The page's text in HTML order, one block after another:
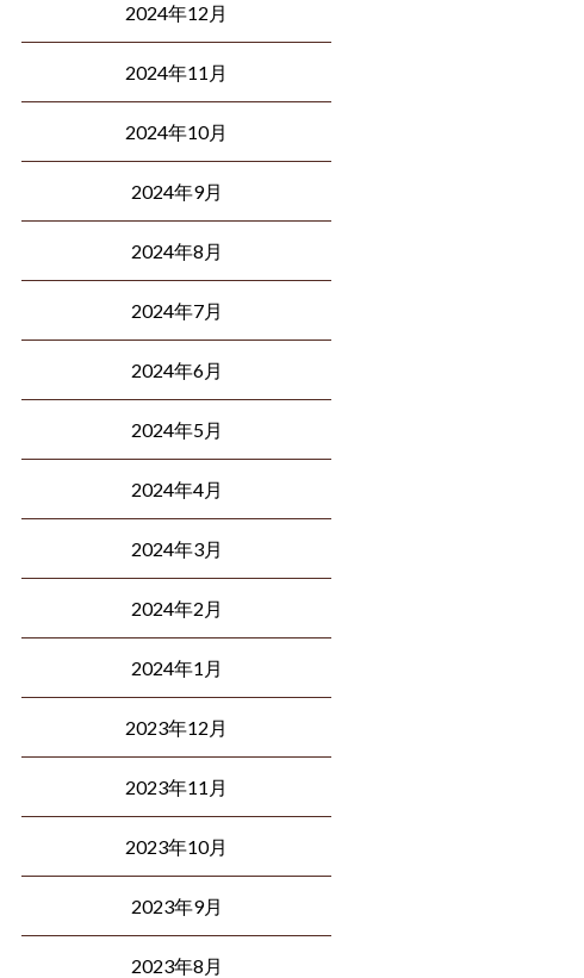
2024年12月
2024年11月
2024年10月
2024年9月
2024年8月
2024年7月
2024年6月
2024年5月
2024年4月
2024年3月
2024年2月
2024年1月
2023年12月
2023年11月
2023年10月
2023年9月
2023年8月